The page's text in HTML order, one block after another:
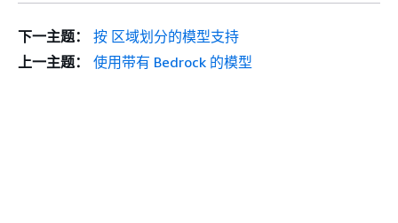
下一主题：
按 区域划分的模型支持
上一主题：
使用带有 Bedrock 的模型